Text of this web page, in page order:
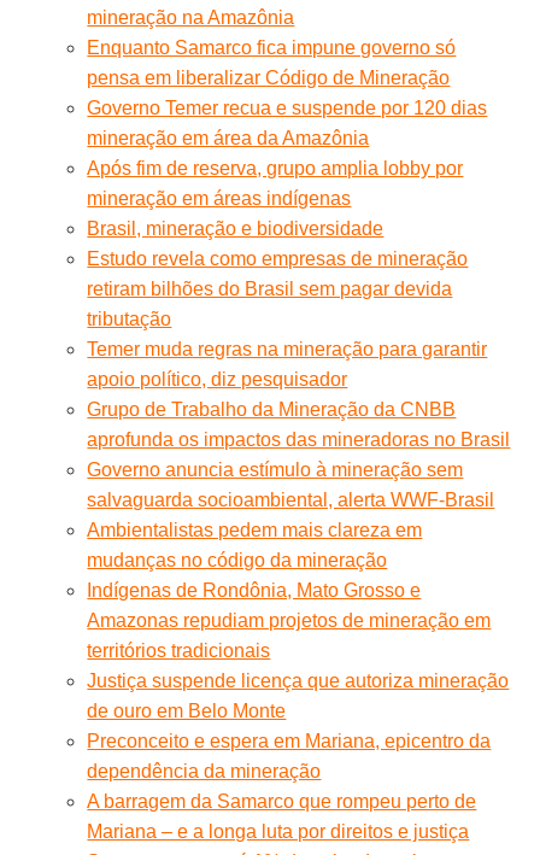
mineração na Amazônia
Enquanto Samarco fica impune governo só
pensa em liberalizar Código de Mineração
Governo Temer recua e suspende por 120 dias
mineração em área da Amazônia
Após fim de reserva, grupo amplia lobby por
mineração em áreas indígenas
Brasil, mineração e biodiversidade
Estudo revela como empresas de mineração
retiram bilhões do Brasil sem pagar devida
tributação
Temer muda regras na mineração para garantir
apoio político, diz pesquisador
Grupo de Trabalho da Mineração da CNBB
aprofunda os impactos das mineradoras no Brasil
Governo anuncia estímulo à mineração sem
salvaguarda socioambiental, alerta WWF-Brasil
Ambientalistas pedem mais clareza em
mudanças no código da mineração
Indígenas de Rondônia, Mato Grosso e
Amazonas repudiam projetos de mineração em
territórios tradicionais
Justiça suspende licença que autoriza mineração
de ouro em Belo Monte
Preconceito e espera em Mariana, epicentro da
dependência da mineração
A barragem da Samarco que rompeu perto de
Mariana – e a longa luta por direitos e justiça